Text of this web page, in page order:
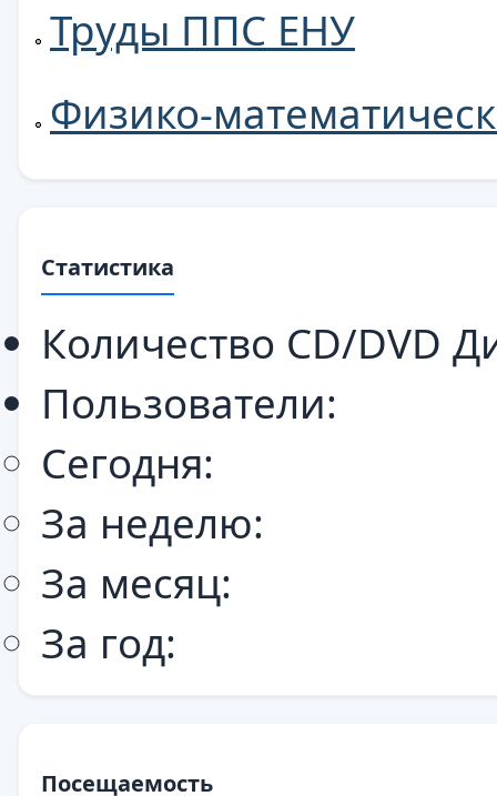
Труды ППС ЕНУ
Физико-
Статистика
Количество CD/DVD
Пользователи:
Сегодня:
За неделю:
За месяц:
За год:
Посещаемость